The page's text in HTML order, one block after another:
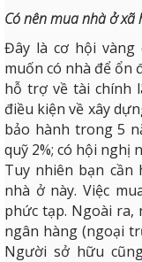
Có nên mua nhà ở xã
Đây là cơ hội
muốn có nhà để ổn
hỗ trợ về tài chính
điều kiện về xây
bảo hành trong 5
quỹ 2%; có hội nghị
Tuy nhiên bạn cần
nhà ở này. Việc
phức tạp. Ngoài
ngân hàng (ngoại
Người sở hữu